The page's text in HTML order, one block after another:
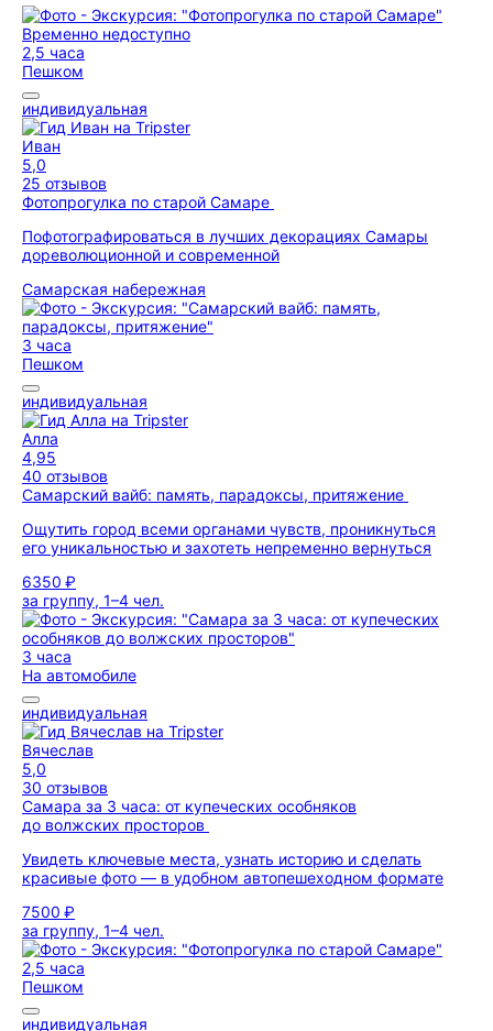
Временно недоступно
2,5 часа
Пешком
индивидуальная
Иван
5,0
25 отзывов
Фотопрогулка по старой Самаре
Пофотографироваться в лучших декорациях Самары
дореволюционной и современной
Самарская набережная
3 часа
Пешком
индивидуальная
Алла
4,95
40 отзывов
Самарский вайб: память, парадоксы, притяжение
Ощутить город всеми органами чувств, проникнуться
его уникальностью и захотеть непременно вернуться
6350 ₽
за группу, 1–4 чел.
3 часа
На автомобиле
индивидуальная
Вячеслав
5,0
30 отзывов
Самара за 3 часа: от купеческих особняков
до волжских просторов
Увидеть ключевые места, узнать историю и сделать
красивые фото — в удобном автопешеходном формате
7500 ₽
за группу, 1–4 чел.
2,5 часа
Пешком
индивидуальная